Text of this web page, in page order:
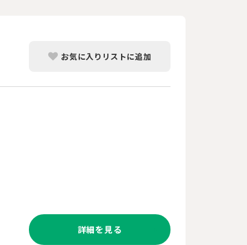
お気に入りリストに追加
詳細を見る